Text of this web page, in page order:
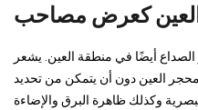
العين كعرض مصاحب
أيضًا في منطقة العين. يشعر
العين دون أن يتمكن من تحديد
وكذلك ظاهرة البرق والإضاءة